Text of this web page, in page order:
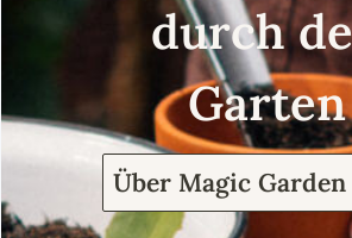
durch
Garten
Über Magic Garden